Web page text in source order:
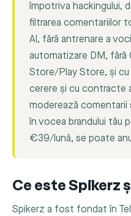
împotriva hackingului,
filtrarea comentariilor
AI, fără antrenare a
automatizare DM, fără
Store/Play Store, și cu
cerere și cu contracte
moderează comentarii
în vocea brandului tău
€39/lună, se poate
Ce este Spikerz
Spikerz a fost fondat în